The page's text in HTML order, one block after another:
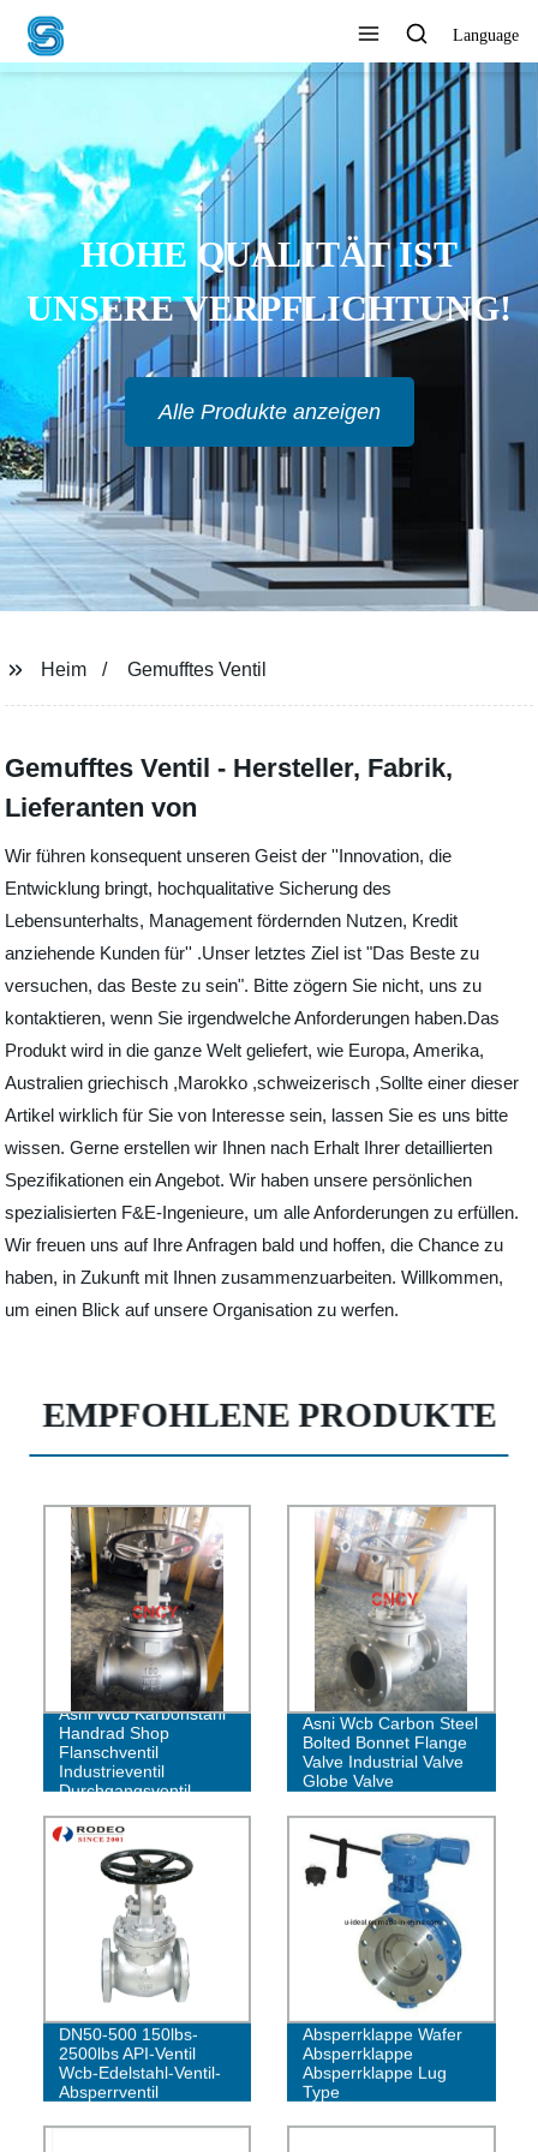
Language
HOHE QUALITÄT IST
UNSERE VERPFLICHTUNG!
Alle Produkte anzeigen
Heim Gemufftes Ventil
Gemufftes Ventil - Hersteller, Fabrik,
Lieferanten von
Wir führen konsequent unseren Geist der ''Innovation, die
Entwicklung bringt, hochqualitative Sicherung des
Lebensunterhalts, Management fördernden Nutzen, Kredit
anziehende Kunden für'' .Unser letztes Ziel ist "Das Beste zu
versuchen, das Beste zu sein". Bitte zögern Sie nicht, uns zu
kontaktieren, wenn Sie irgendwelche Anforderungen haben.Das
Produkt wird in die ganze Welt geliefert, wie Europa, Amerika,
Australien griechisch ,Marokko ,schweizerisch ,Sollte einer dieser
Artikel wirklich für Sie von Interesse sein, lassen Sie es uns bitte
wissen. Gerne erstellen wir Ihnen nach Erhalt Ihrer detaillierten
Spezifikationen ein Angebot. Wir haben unsere persönlichen
spezialisierten F&E-Ingenieure, um alle Anforderungen zu erfüllen.
Wir freuen uns auf Ihre Anfragen bald und hoffen, die Chance zu
haben, in Zukunft mit Ihnen zusammenzuarbeiten. Willkommen,
um einen Blick auf unsere Organisation zu werfen.
EMPFOHLENE PRODUKTE
Asni Wcb Karbonstahl
Handrad Shop
Flanschventil
Industrieventil
Durchgangsventil
Asni Wcb Carbon Steel
Bolted Bonnet Flange
Valve Industrial Valve
Globe Valve
DN50-500 150lbs-
2500lbs API-Ventil
Wcb-Edelstahl-Ventil-
Absperrventil
Absperrklappe Wafer
Absperrklappe
Absperrklappe Lug
Type